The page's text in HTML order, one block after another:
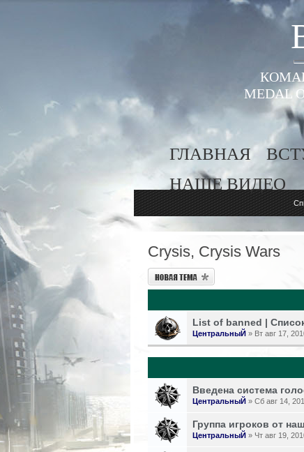
MEDAL
ГЛАВНАЯ
НАШЕ ВИДЕО
Crysis, Crysis Wars
Новая тема
List of banned |
ЦентральныЙ » Вт авг 17,
Введена система
ЦентральныЙ » Сб авг 14,
Группа игроков от
ЦентральныЙ » Чт авг 19,